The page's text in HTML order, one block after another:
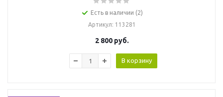
Есть в наличии (2)
Артикул: 113281
2 800руб.
В корзину